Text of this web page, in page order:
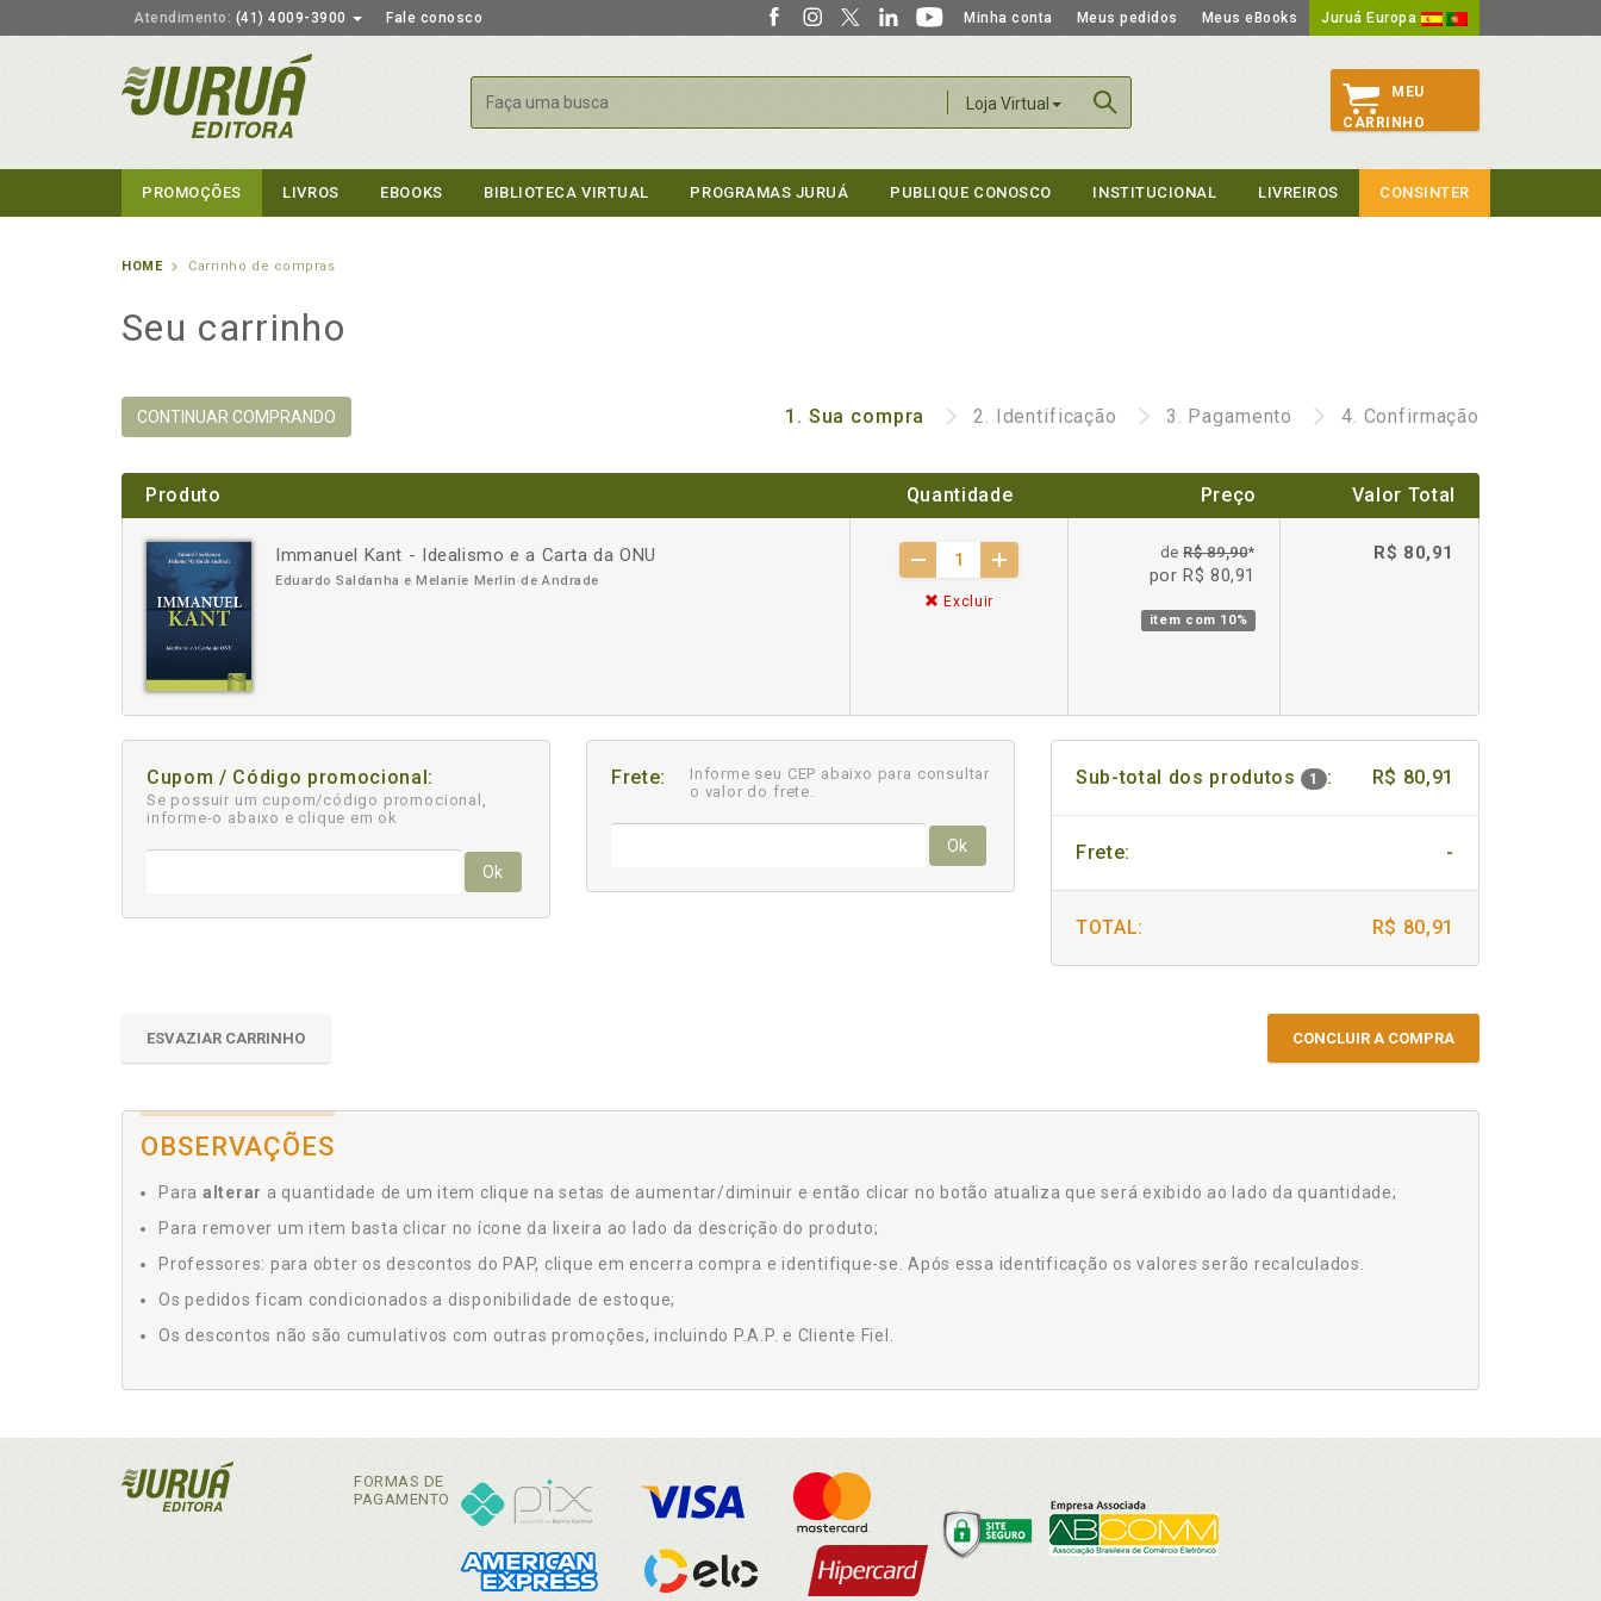
Atendimento: (41) 4009-3900 Fale conosco Minha conta Meus pedidos Meus eBooks Juruá Europa
Loja Virtual
Buscar
MEU
CARRINHO
PROMOÇÕES LIVROS EBOOKS BIBLIOTECA VIRTUAL PROGRAMAS JURUÁ PUBLIQUE CONOSCO INSTITUCIONAL LIVREIROS CONSINTER
HOME Carrinho de compras
Seu carrinho
CONTINUAR COMPRANDO 1. Sua compra 2. Identificação 3. Pagamento 4. Confirmação
Produto Quantidade Preço Valor Total
Immanuel Kant - Idealismo e a Carta da ONU
Eduardo Saldanha e Melanie Merlin de Andrade
- +
Excluir
deR$ 89,90*
por R$ 80,91
item com 10%
R$ 80,91
Cupom / Código promocional:
Se possuir um cupom/código promocional,
informe-o abaixo e clique em ok
Ok
Frete:
Informe seu CEP abaixo para consultar
o valor do frete.
Ok
Sub-total dos produtos 1 : R$ 80,91
Frete: -
TOTAL: R$ 80,91
ESVAZIAR CARRINHO CONCLUIR A COMPRA
OBSERVAÇÕES
Para alterar a quantidade de um item clique na setas de aumentar/diminuir e então clicar no botão atualiza que será exibido ao lado da quantidade;
Para remover um item basta clicar no ícone da lixeira ao lado da descrição do produto;
Professores: para obter os descontos do PAP, clique em encerra compra e identifique-se. Após essa identificação os valores serão recalculados.
Os pedidos ficam condicionados a disponibilidade de estoque;
Os descontos não são cumulativos com outras promoções, incluindo P.A.P. e Cliente Fiel.
FORMAS DE
PAGAMENTO